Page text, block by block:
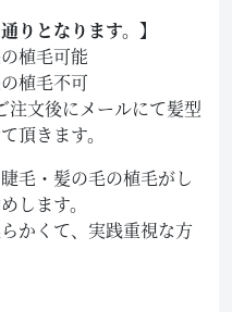
りとなります。】
植毛可能
植毛不可
文後にメールにて髪型
頂きます。
毛・髪の毛の植毛がし
します。
かくて、実践重視な方